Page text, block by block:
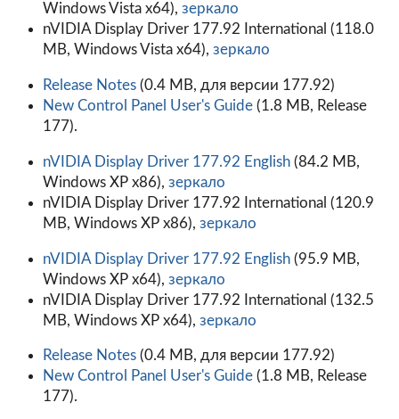
Windows Vista x64), зеркало
nVIDIA Display Driver 177.92 International (118.0
MB, Windows Vista x64), зеркало
Release Notes(0.4 MB, для версии 177.92)
New Control Panel User's Guide(1.8 MB, Release
177).
nVIDIA Display Driver 177.92 English(84.2 MB,
Windows XP x86), зеркало
nVIDIA Display Driver 177.92 International (120.9
MB, Windows XP x86), зеркало
nVIDIA Display Driver 177.92 English(95.9 MB,
Windows XP x64), зеркало
nVIDIA Display Driver 177.92 International (132.5
MB, Windows XP x64), зеркало
Release Notes(0.4 MB, для версии 177.92)
New Control Panel User's Guide(1.8 MB, Release
177).